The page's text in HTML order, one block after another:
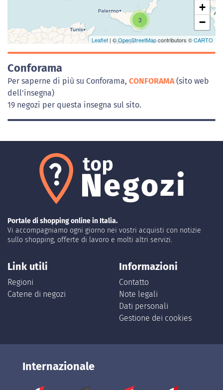
3
+
−
Leaflet | ©OpenStreetMapcontributors ©CARTO
Conforama
Per saperne di più su Conforama, CONFORAMA(sito web
dell'insegna)
19 negozi per questa insegna sul sito.
Portale di shopping online in Italia.
Vi accompagniamo ogni giorno nei vostri acquisti con notizie
sullo shopping, offerte di lavoro e molti altri servizi.
Link utili
Regioni
Catene di negozi
Informazioni
Contatto
Note legali
Dati personali
Gestione dei cookies
Internazionale